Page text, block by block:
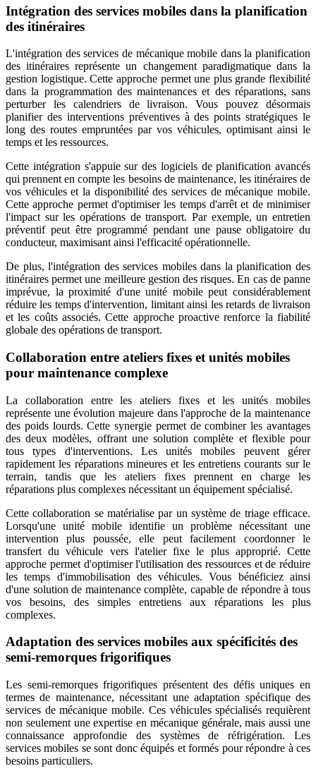
Intégration des services mobiles dans la planification
des itinéraires
L'intégration des services de mécanique mobile dans la planification
des itinéraires représente un changement paradigmatique dans la
gestion logistique. Cette approche permet une plus grande flexibilité
dans la programmation des maintenances et des réparations, sans
perturber les calendriers de livraison. Vous pouvez désormais
planifier des interventions préventives à des points stratégiques le
long des routes empruntées par vos véhicules, optimisant ainsi le
temps et les ressources.
Cette intégration s'appuie sur des logiciels de planification avancés
qui prennent en compte les besoins de maintenance, les itinéraires de
vos véhicules et la disponibilité des services de mécanique mobile.
Cette approche permet d'optimiser les temps d'arrêt et de minimiser
l'impact sur les opérations de transport. Par exemple, un entretien
préventif peut être programmé pendant une pause obligatoire du
conducteur, maximisant ainsi l'efficacité opérationnelle.
De plus, l'intégration des services mobiles dans la planification des
itinéraires permet une meilleure gestion des risques. En cas de panne
imprévue, la proximité d'une unité mobile peut considérablement
réduire les temps d'intervention, limitant ainsi les retards de livraison
et les coûts associés. Cette approche proactive renforce la fiabilité
globale des opérations de transport.
Collaboration entre ateliers fixes et unités mobiles
pour maintenance complexe
La collaboration entre les ateliers fixes et les unités mobiles
représente une évolution majeure dans l'approche de la maintenance
des poids lourds. Cette synergie permet de combiner les avantages
des deux modèles, offrant une solution complète et flexible pour
tous types d'interventions. Les unités mobiles peuvent gérer
rapidement les réparations mineures et les entretiens courants sur le
terrain, tandis que les ateliers fixes prennent en charge les
réparations plus complexes nécessitant un équipement spécialisé.
Cette collaboration se matérialise par un système de triage efficace.
Lorsqu'une unité mobile identifie un problème nécessitant une
intervention plus poussée, elle peut facilement coordonner le
transfert du véhicule vers l'atelier fixe le plus approprié. Cette
approche permet d'optimiser l'utilisation des ressources et de réduire
les temps d'immobilisation des véhicules. Vous bénéficiez ainsi
d'une solution de maintenance complète, capable de répondre à tous
vos besoins, des simples entretiens aux réparations les plus
complexes.
Adaptation des services mobiles aux spécificités des
semi-remorques frigorifiques
Les semi-remorques frigorifiques présentent des défis uniques en
termes de maintenance, nécessitant une adaptation spécifique des
services de mécanique mobile. Ces véhicules spécialisés requièrent
non seulement une expertise en mécanique générale, mais aussi une
connaissance approfondie des systèmes de réfrigération. Les
services mobiles se sont donc équipés et formés pour répondre à ces
besoins particuliers.